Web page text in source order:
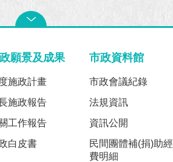
願景及成果
施政計畫
施政報告
工作報告
白皮書
市政資料館
市政會議紀錄
法規資訊
資訊公開
民間團體補(捐)助經
費明細